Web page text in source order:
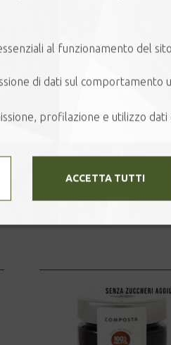
SALSA AL PEPE VERDE
al funzionamento del sito
di dati sul comportamento
profilazione e utilizzo dati
ACCETTA TUTTI